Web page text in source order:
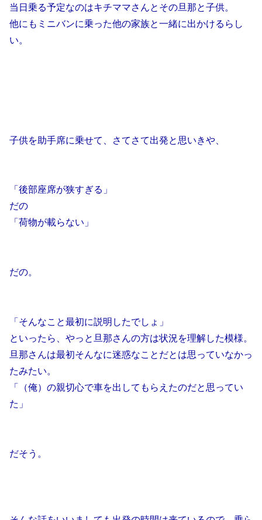
当日乗る予定なのはキチママさんとその旦那と子供。
他にもミニバンに乗った他の家族と一緒に出かけるらし
い。
子供を助手席に乗せて、さてさて出発と思いきや、
「後部座席が狭すぎる」
だの
「荷物が載らない」
だの。
「そんなこと最初に説明したでしょ」
といったら、やっと旦那さんの方は状況を理解した模様。
旦那さんは最初そんなに迷惑なことだとは思っていなかっ
たみたい。
「（俺）の親切心で車を出してもらえたのだと思ってい
た」
だそう。